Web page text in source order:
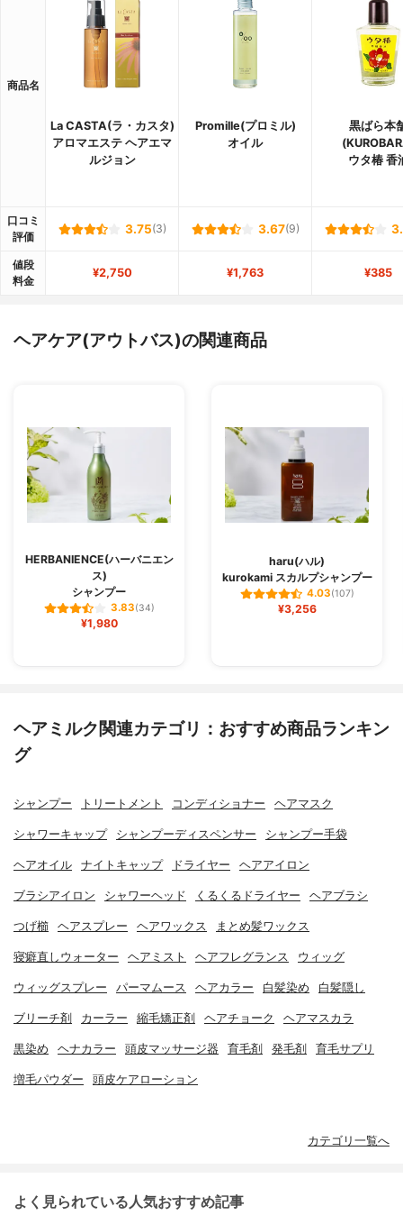
商品名
La CASTA(ラ・カスタ)
アロマエステ ヘアエマ
ルジョン
Promille(プロミル)
オイル
黒ばら本
ウタ椿 香
口コミ
評価
3.75(3) 3.67(9)
値段
料金
¥2,750 ¥1,763 ¥385
ヘアケア(アウトバス)の関連商品
HERBANIENCE(ハーバニエン
ス)
シャンプー
3.83(34)
¥1,980
haru(ハル)
kurokami スカルプシャンプー
4.03(107)
¥3,256
ヘアミルク関連カテゴリ：おすすめ商品ランキン
グ
シャンプー トリートメント コンディショナー ヘアマスク
シャワーキャップ シャンプーディスペンサー シャンプー手袋
ヘアオイル ナイトキャップ ドライヤー ヘアアイロン
ブラシアイロン シャワーヘッド くるくるドライヤー ヘアブラシ
つげ櫛 ヘアスプレー ヘアワックス まとめ髪ワックス
寝癖直しウォーター ヘアミスト ヘアフレグランス ウィッグ
ウィッグスプレー パーマムース ヘアカラー 白髪染め 白髪隠し
ブリーチ剤 カーラー 縮毛矯正剤 ヘアチョーク ヘアマスカラ
黒染め ヘナカラー 頭皮マッサージ器 育毛剤 発毛剤 育毛サプリ
増毛パウダー 頭皮ケアローション
カテゴリ一覧へ
よく見られている人気おすすめ記事